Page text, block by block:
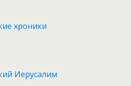
хроники
Иерусалим